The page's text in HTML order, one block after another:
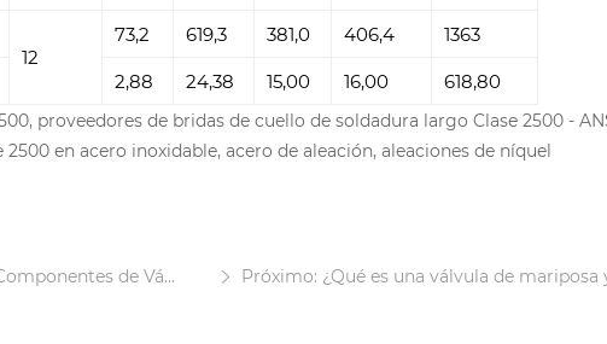
12
73,2 619,3 381,0 406,4
1363
2,88 24,38 15,00 16,00 618,80
proveedores de bridas de cuello de soldadura largo Clase 2500 -
en acero inoxidable, acero de aleación, aleaciones de níquel
de Válvulas Próximo: ¿Qué es una válvula de mariposa